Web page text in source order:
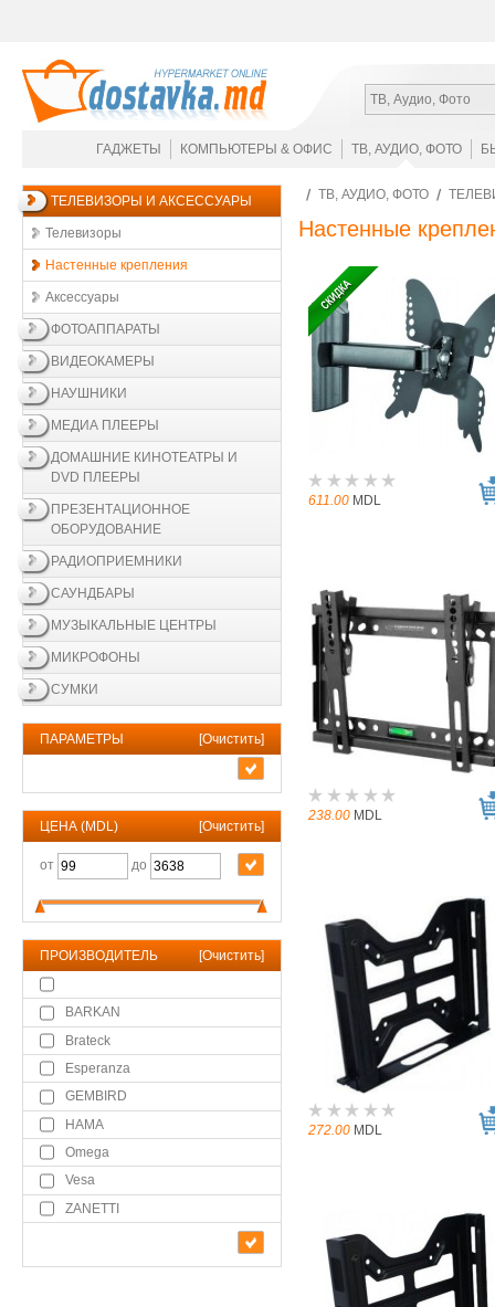
ТВ, Аудио, Фото
ГАДЖЕТЫ КОМПЬЮТЕРЫ & ОФИС ТВ, АУДИО, ФОТО
ТЕЛЕВИЗОРЫ И АКСЕССУАРЫ
Телевизоры
Настенные крепления
Аксессуары
ФОТОАППАРАТЫ
ВИДЕОКАМЕРЫ
НАУШНИКИ
МЕДИА ПЛЕЕРЫ
ДОМАШНИЕ КИНОТЕАТРЫ И
DVD ПЛЕЕРЫ
ПРЕЗЕНТАЦИОННОЕ
ОБОРУДОВАНИЕ
РАДИОПРИЕМНИКИ
САУНДБАРЫ
МУЗЫКАЛЬНЫЕ ЦЕНТРЫ
МИКРОФОНЫ
СУМКИ
ПАРАМЕТРЫ [Очистить]
ЦЕНА (MDL) [Очистить]
от до
ПРОИЗВОДИТЕЛЬ [Очистить]
BARKAN
Brateck
Esperanza
GEMBIRD
HAMA
Omega
Vesa
ZANETTI
ТВ, АУДИО, ФОТО
Настенные
611.00 MDL
238.00 MDL
272.00 MDL